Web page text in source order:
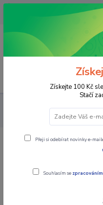
OPAVA 733537099/HLUČÍN
734541648/OLOMOUC 734593593
SKÚTRY
Zateplené kryty rukou Peugeot
Zateplené kryty
Získejte 100 Kč
Stačí
Přeji si odebírat novinky e-
Souhlasím se